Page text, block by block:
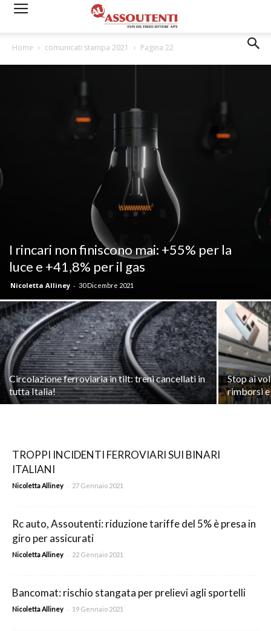
Home comunicati stampa 2021 Pagina 22
I rincari non finiscono mai: +55% per la
luce e +41,8% per il gas
Nicoletta Alliney - 30 Dicembre 2021
Circolazione ferroviaria in tilt: treni cancellati in
tutta Italia!
Stop ai
rimborsi
TROPPI INCIDENTI FERROVIARI SUI BINARI
ITALIANI
Nicoletta Alliney - 27 Gennaio 2021
Rc auto, Assoutenti: riduzione tariffe del 5% è presa in
giro per assicurati
Nicoletta Alliney - 22 Gennaio 2021
Bancomat: rischio stangata per prelievi agli sportelli
Nicoletta Alliney - 19 Gennaio 2021